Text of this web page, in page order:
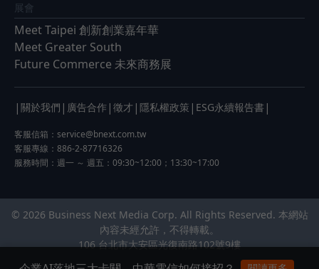
展會
Meet Taipei 創新創業嘉年華
Meet Greater South
Future Commerce 未來商務展
| 關於我們 | 廣告合作 | 徵才 | 隱私權政策 | ESG永續報告書 |
客服信箱： service@bnext.com.tw
客服專線：886-2-87716326
服務時間：週一 ～ 週五：09:30~12:00；13:30~17:00
© 2026 Business Next Media Corp. All Rights Reserved. 本網站
內容未經允許，不得轉載。
106 台北市大安區光復南路102號9樓